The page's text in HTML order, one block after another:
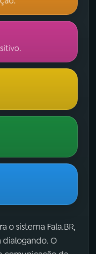
o sistema Fala.BR,
dialogando. O